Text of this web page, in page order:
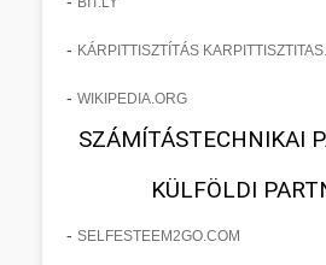
- KÁRPITTISZTÍTÁS
- WIKIPEDIA.ORG
SZÁMÍTÁSTECHNIKAI
KÜLFÖLDI
- SELFESTEEM2GO.COM